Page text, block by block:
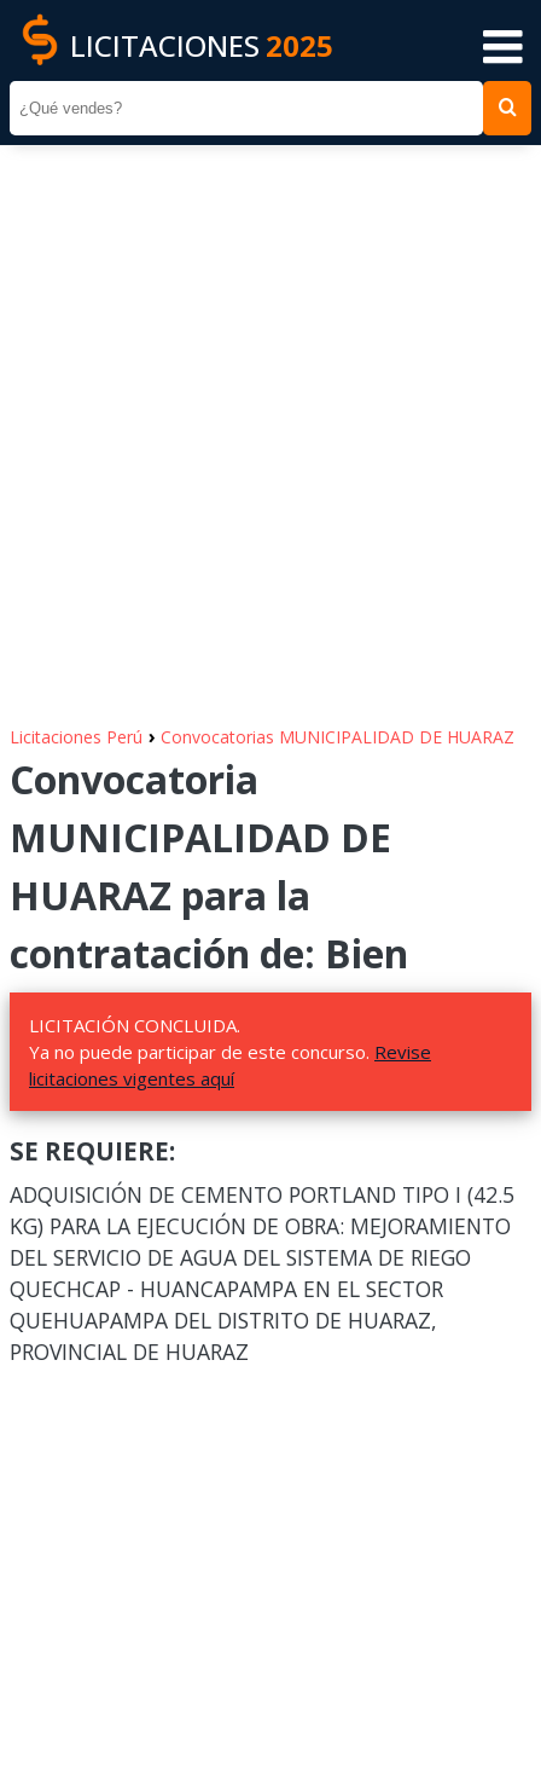
LICITACIONES 2025
Licitaciones Perú › Convocatorias MUNICIPALIDAD DE HUARAZ
Convocatoria
MUNICIPALIDAD DE
HUARAZ para la
contratación de: Bien
LICITACIÓN CONCLUIDA.
Ya no puede participar de este concurso. Revise
licitaciones vigentes aquí
SE REQUIERE:
ADQUISICIÓN DE CEMENTO PORTLAND TIPO I (42.5
KG) PARA LA EJECUCIÓN DE OBRA: MEJORAMIENTO
DEL SERVICIO DE AGUA DEL SISTEMA DE RIEGO
QUECHCAP - HUANCAPAMPA EN EL SECTOR
QUEHUAPAMPA DEL DISTRITO DE HUARAZ,
PROVINCIAL DE HUARAZ